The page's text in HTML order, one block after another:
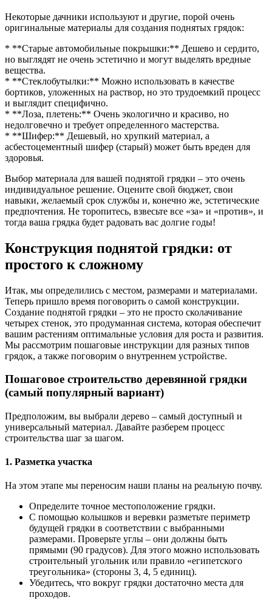
Некоторые дачники используют и другие, порой очень
оригинальные материалы для создания поднятых грядок:
* **Старые автомобильные покрышки:** Дешево и сердито,
но выглядят не очень эстетично и могут выделять вредные
вещества.
* **Стеклобутылки:** Можно использовать в качестве
бортиков, уложенных на раствор, но это трудоемкий процесс
и выглядит специфично.
* **Лоза, плетень:** Очень экологично и красиво, но
недолговечно и требует определенного мастерства.
* **Шифер:** Дешевый, но хрупкий материал, а
асбестоцементный шифер (старый) может быть вреден для
здоровья.
Выбор материала для вашей поднятой грядки – это очень
индивидуальное решение. Оцените свой бюджет, свои
навыки, желаемый срок службы и, конечно же, эстетические
предпочтения. Не торопитесь, взвесьте все «за» и «против», и
тогда ваша грядка будет радовать вас долгие годы!
Конструкция поднятой грядки: от
простого к сложному
Итак, мы определились с местом, размерами и материалами.
Теперь пришло время поговорить о самой конструкции.
Создание поднятой грядки – это не просто сколачивание
четырех стенок, это продуманная система, которая обеспечит
вашим растениям оптимальные условия для роста и развития.
Мы рассмотрим пошаговые инструкции для разных типов
грядок, а также поговорим о внутреннем устройстве.
Пошаговое строительство деревянной грядки
(самый популярный вариант)
Предположим, вы выбрали дерево – самый доступный и
универсальный материал. Давайте разберем процесс
строительства шаг за шагом.
1. Разметка участка
На этом этапе мы переносим наши планы на реальную почву.
Определите точное местоположение грядки.
С помощью колышков и веревки разметьте периметр
будущей грядки в соответствии с выбранными
размерами. Проверьте углы – они должны быть
прямыми (90 градусов). Для этого можно использовать
строительный угольник или правило «египетского
треугольника» (стороны 3, 4, 5 единиц).
Убедитесь, что вокруг грядки достаточно места для
проходов.